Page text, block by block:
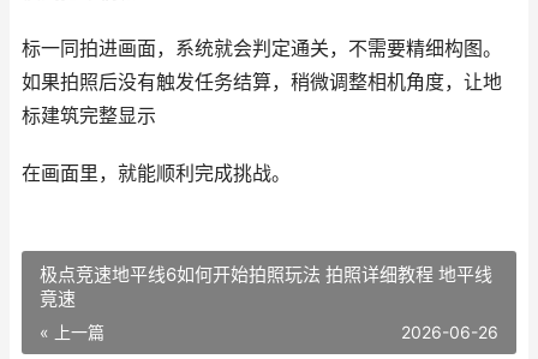
标一同拍进画面，系统就会判定通关，不需要精细构图。
如果拍照后没有触发任务结算，稍微调整相机角度，让地
标建筑完整显示
在画面里，就能顺利完成挑战。
极点竞速地平线6如何开始拍照玩法 拍照详细教程 地平线
竟速
« 上一篇 2026-06-26